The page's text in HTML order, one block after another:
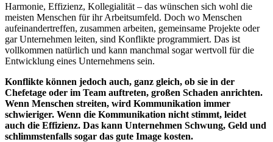
Harmonie, Effizienz, Kollegialität – das wünschen sich wohl die
meisten Menschen für ihr Arbeitsumfeld. Doch wo Menschen
aufeinandertreffen, zusammen arbeiten, gemeinsame Projekte oder
gar Unternehmen leiten, sind Konflikte programmiert. Das ist
vollkommen natürlich und kann manchmal sogar wertvoll für die
Entwicklung eines Unternehmens sein.
Konflikte können jedoch auch, ganz gleich, ob sie in der
Chefetage oder im Team auftreten, großen Schaden anrichten.
Wenn Menschen streiten, wird Kommunikation immer
schwieriger. Wenn die Kommunikation nicht stimmt, leidet
auch die Effizienz. Das kann Unternehmen Schwung, Geld und
schlimmstenfalls sogar das gute Image kosten.